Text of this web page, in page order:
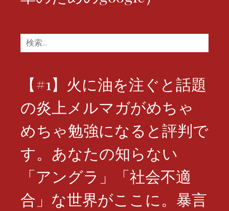
検
索:
【#1】火に油を注ぐと話題
の炎上メルマガがめちゃ
めちゃ勉強になると評判で
す。あなたの知らない
「アングラ」「社会不適
合」な世界がここに。暴言